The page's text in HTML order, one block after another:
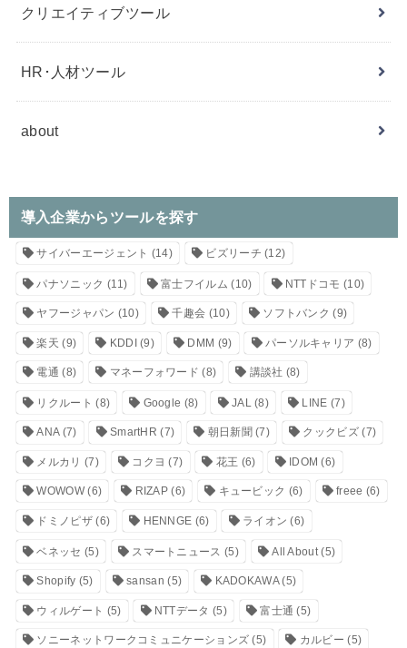
クリエイティブツール
HR･人材ツール
about
導入企業からツールを探す
サイバーエージェント (14) ビズリーチ (12)
パナソニック (11) 富士フイルム (10) NTTドコモ (10)
ヤフージャパン (10) 千趣会 (10) ソフトバンク (9)
楽天 (9) KDDI(9) DMM (9) パーソルキャリア (8)
電通 (8) マネーフォワード (8) 講談社 (8)
リクルート (8) Google (8) JAL (8) LINE (7)
ANA(7) SmartHR (7) 朝日新聞 (7) クックビズ(7)
メルカリ (7) コクヨ (7) 花王 (6) IDOM (6)
WOWOW(6) RIZAP (6) キュービック (6) freee (6)
ドミノピザ(6) HENNGE (6) ライオン (6)
ベネッセ (5) スマートニュース (5) All About(5)
Shopify (5) sansan (5) KADOKAWA(5)
ウィルゲート (5) NTTデータ (5) 富士通 (5)
ソニーネットワークコミュニケーションズ (5) カルビー (5)